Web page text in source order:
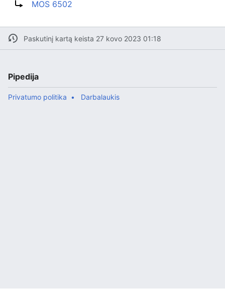
MOS 6502
Paskutinį kartą keista 27 kovo 2023 01:18
Pipedija
Privatumo politika Darbalaukis